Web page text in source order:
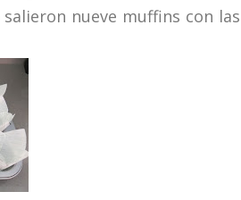
nueve muffins con las